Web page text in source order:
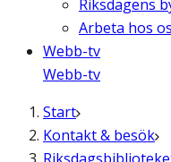
Riksdagens
Arbeta hos
Webb-tv
Webb-tv
Start
Kontakt & besök